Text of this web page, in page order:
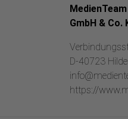
GmbH & Co.
D-40723
https://